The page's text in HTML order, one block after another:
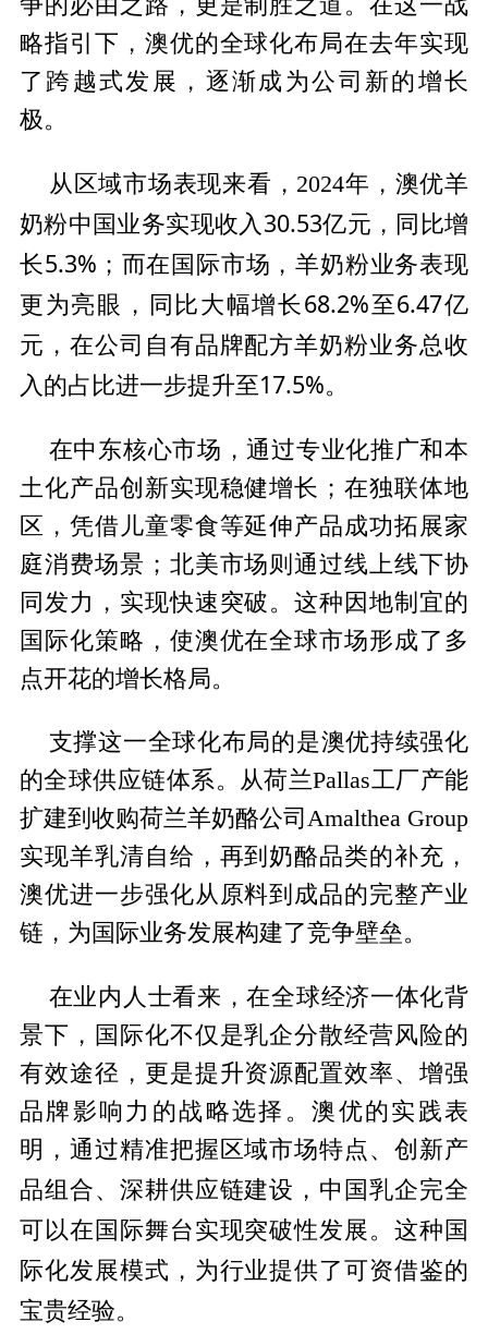
略指引下，澳优的全球化布局在去年实现
了跨越式发展，逐渐成为公司新的增长
极。
从区域市场表现来看，2024年，澳优羊
奶粉中国业务实现收入30.53亿元，同比增
长5.3%；而在国际市场，羊奶粉业务表现
更为亮眼，同比大幅增长68.2%至6.47亿
元，在公司自有品牌配方羊奶粉业务总收
入的占比进一步提升至17.5%。
在中东核心市场，通过专业化推广和本
土化产品创新实现稳健增长；在独联体地
区，凭借儿童零食等延伸产品成功拓展家
庭消费场景；北美市场则通过线上线下协
同发力，实现快速突破。这种因地制宜的
国际化策略，使澳优在全球市场形成了多
点开花的增长格局。
支撑这一全球化布局的是澳优持续强化
的全球供应链体系。从荷兰Pallas工厂产能
扩建到收购荷兰羊奶酪公司Amalthea Group
实现羊乳清自给，再到奶酪品类的补充，
澳优进一步强化从原料到成品的完整产业
链，为国际业务发展构建了竞争壁垒。
在业内人士看来，在全球经济一体化背
景下，国际化不仅是乳企分散经营风险的
有效途径，更是提升资源配置效率、增强
品牌影响力的战略选择。澳优的实践表
明，通过精准把握区域市场特点、创新产
品组合、深耕供应链建设， 中国乳企完全
可以在国际舞台实现突破性发展。这种国
际化发展模式，为行业提供了可资借鉴的
宝贵经验。